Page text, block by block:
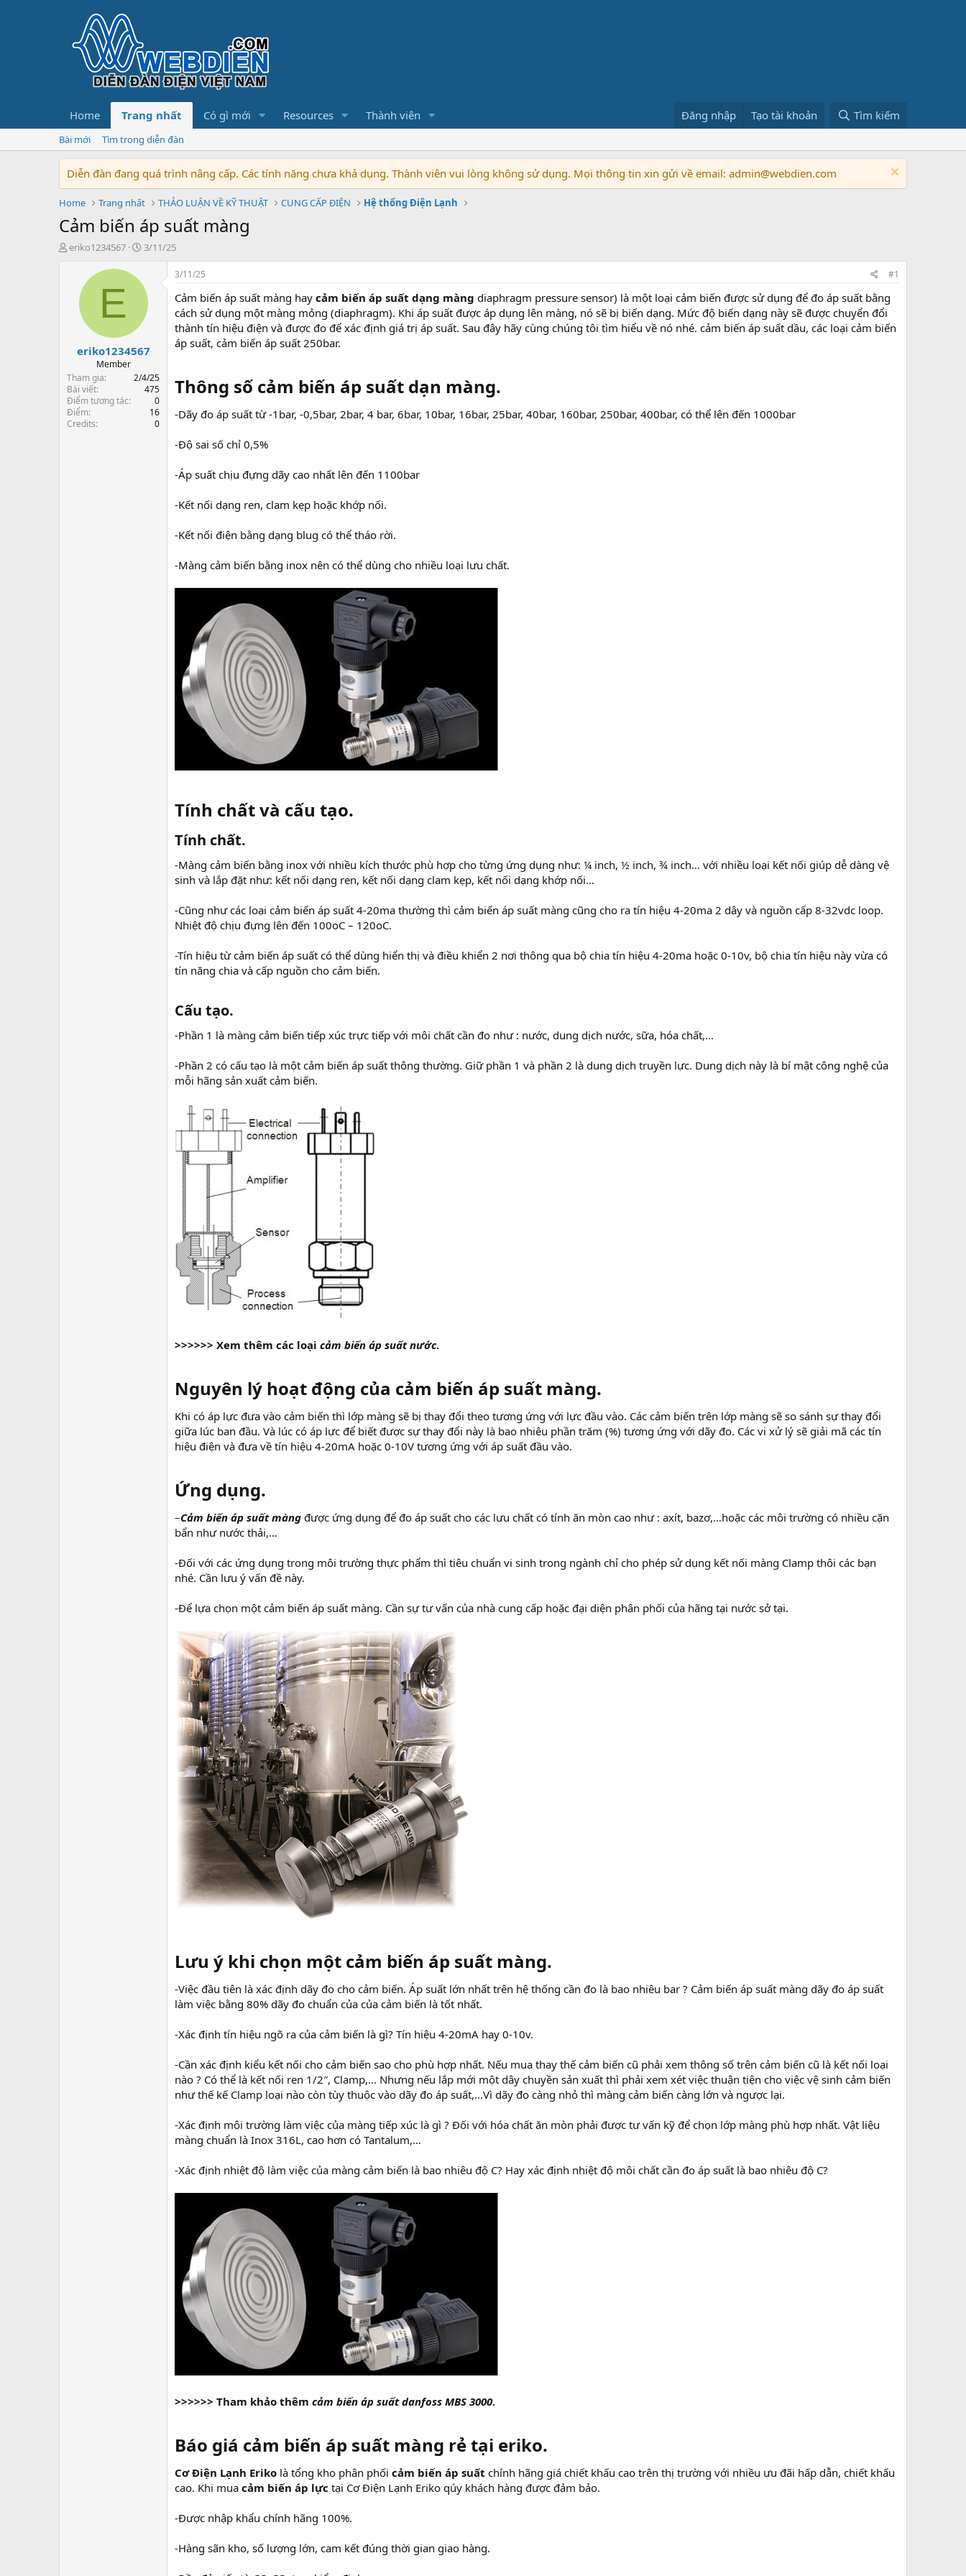
Home Trang nhất Có gì mới Resources Thành viên Đăng nhập Tạo tài khoản Tìm kiếm
Bài mới Tìm trong diễn đàn
Diễn đàn đang quá trình nâng cấp. Các tính năng chưa khả dụng. Thành viên vui lòng không sử dụng. Mọi thông tin xin gửi về email: admin@webdien.com
Home Trang nhất THẢO LUẬN VỀ KỸ THUẬT CUNG CẤP ĐIỆN Hệ thống Điện Lạnh
Cảm biến áp suất màng
T
t
e
r
eriko1234567
N
y
b
ắ
t
ầ
3/11/25
E
eriko1234567
Member
Tham gia
2/4/25
Bài viết
475
Điểm tương tác
0
Điểm
16
Credits
0
3/11/25 #1
Cảm biến áp suất màng hay cảm biến áp suất dạng màng diaphragm pressure sensor) là một loại cảm biến được sử dụng để đo áp suất bằng
cách sử dụng một màng mỏng (diaphragm). Khi áp suất được áp dụng lên màng, nó sẽ bị biến dạng. Mức độ biến dạng này sẽ được chuyển đổi
thành tín hiệu điện và được đo để xác định giá trị áp suất. Sau đây hãy cùng chúng tôi tìm hiểu về nó nhé. cảm biến áp suất dầu, các loại cảm biến
áp suất, cảm biến áp suất 250bar.
Thông số cảm biến áp suất dạn màng.
-Dãy đo áp suất từ -1bar, -0,5bar, 2bar, 4 bar, 6bar, 10bar, 16bar, 25bar, 40bar, 160bar, 250bar, 400bar, có thể lên đến 1000bar
-Độ sai số chỉ 0,5%
-Áp suất chịu đựng dãy cao nhất lên đến 1100bar
-Kết nối dạng ren, clam kẹp hoặc khớp nối.
-Kết nối điện bằng dạng blug có thể tháo rời.
-Màng cảm biến bằng inox nên có thể dùng cho nhiều loại lưu chất.
Tính chất và cấu tạo.
Tính chất.
-Màng cảm biến bằng inox với nhiều kích thước phù hợp cho từng ứng dụng như: ¼ inch, ½ inch, ¾ inch… với nhiều loại kết nối giúp dễ dàng vệ
sinh và lắp đặt như: kết nối dạng ren, kết nối dạng clam kẹp, kết nối dạng khớp nối…
-Cũng như các loại cảm biến áp suất 4-20ma thường thì cảm biến áp suất màng cũng cho ra tín hiệu 4-20ma 2 dây và nguồn cấp 8-32vdc loop.
Nhiệt độ chịu đựng lên đến 100oC – 120oC.
-Tín hiệu từ cảm biến áp suất có thể dùng hiển thị và điều khiển 2 nơi thông qua bộ chia tín hiệu 4-20ma hoặc 0-10v, bộ chia tín hiệu này vừa có
tín năng chia và cấp nguồn cho cảm biến.
Cấu tạo.
-Phần 1 là màng cảm biến tiếp xúc trực tiếp với môi chất cần đo như : nước, dung dịch nước, sữa, hóa chất,…
-Phần 2 có cấu tạo là một cảm biến áp suất thông thường. Giữ phần 1 và phần 2 là dung dịch truyền lực. Dung dịch này là bí mật công nghệ của
mỗi hãng sản xuất cảm biến.
>>>>>> Xem thêm các loại cảm biến áp suất nước.
Nguyên lý hoạt động của cảm biến áp suất màng.
Khi có áp lực đưa vào cảm biến thì lớp màng sẽ bị thay đổi theo tương ứng với lực đầu vào. Các cảm biến trên lớp màng sẽ so sánh sự thay đổi
giữa lúc ban đầu. Và lúc có áp lực để biết được sự thay đổi này là bao nhiêu phần trăm (%) tương ứng với dãy đo. Các vi xử lý sẽ giải mã các tín
hiệu điện và đưa về tín hiệu 4-20mA hoặc 0-10V tương ứng với áp suất đầu vào.
Ứng dụng.
–Cảm biến áp suất màng được ứng dụng để đo áp suất cho các lưu chất có tính ăn mòn cao như : axít, bazơ,…hoặc các môi trường có nhiều cặn
bẩn như nước thải,…
-Đối với các ứng dụng trong môi trường thực phẩm thì tiêu chuẩn vi sinh trong ngành chỉ cho phép sử dụng kết nối màng Clamp thôi các bạn
nhé. Cần lưu ý vấn đề này.
-Để lựa chọn một cảm biến áp suất màng. Cần sự tư vấn của nhà cung cấp hoặc đại diện phân phối của hãng tại nước sở tại.
Lưu ý khi chọn một cảm biến áp suất màng.
-Việc đầu tiên là xác định dãy đo cho cảm biến. Áp suất lớn nhất trên hệ thống cần đo là bao nhiêu bar ? Cảm biến áp suất màng dãy đo áp suất
làm việc bằng 80% dãy đo chuẩn của của cảm biến là tốt nhất.
-Xác định tín hiệu ngõ ra của cảm biến là gì? Tín hiệu 4-20mA hay 0-10v.
-Cần xác định kiểu kết nối cho cảm biến sao cho phù hợp nhất. Nếu mua thay thế cảm biến cũ phải xem thông số trên cảm biến cũ là kết nối loại
nào ? Có thể là kết nối ren 1/2″, Clamp,… Nhưng nếu lắp mới một dây chuyền sản xuất thì phải xem xét việc thuận tiện cho việc vệ sinh cảm biến
như thế kế Clamp loại nào còn tùy thuộc vào dãy đo áp suất,…Vì dãy đo càng nhỏ thì màng cảm biến càng lớn và ngược lại.
-Xác định môi trường làm việc của màng tiếp xúc là gì ? Đối với hóa chất ăn mòn phải được tư vấn kỹ để chọn lớp màng phù hợp nhất. Vật liệu
màng chuẩn là Inox 316L, cao hơn có Tantalum,…
-Xác định nhiệt độ làm việc của màng cảm biến là bao nhiêu độ C? Hay xác định nhiệt độ môi chất cần đo áp suất là bao nhiêu độ C?
>>>>>> Tham khảo thêm cảm biến áp suất danfoss MBS 3000.
Báo giá cảm biến áp suất màng rẻ tại eriko.
Cơ Điện Lạnh Eriko là tổng kho phân phối cảm biến áp suất chính hãng giá chiết khấu cao trên thị trường với nhiều ưu đãi hấp dẫn, chiết khấu
cao. Khi mua cảm biến áp lực tại Cơ Điện Lạnh Eriko qúy khách hàng được đảm bảo.
-Được nhập khẩu chính hãng 100%.
-Hàng sãn kho, số lượng lớn, cam kết đúng thời gian giao hàng.